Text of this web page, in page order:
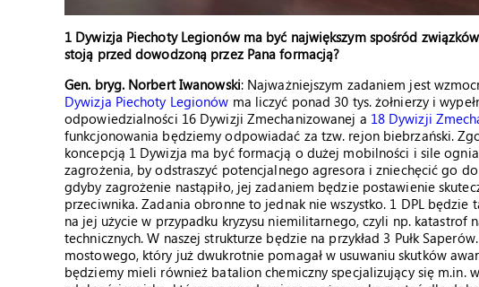
1 Dywizja Piechoty Legionów ma być największym spośród
stoją przed dowodzoną przez Pana formacją?
Gen. bryg. Norbert Iwanowski: Najważniejszym zadaniem jest
Dywizja Piechoty Legionów ma liczyć ponad 30 tys. żołnierzy i
odpowiedzialności 16 Dywizji Zmechanizowanej a 18 Dywizji
funkcjonowania będziemy odpowiadać za tzw. rejon biebrzański.
koncepcją 1 Dywizja ma być formacją o dużej mobilności i sile
zagrożenia, by odstraszyć potencjalnego agresora i zniechęcić go
gdyby zagrożenie nastąpiło, jej zadaniem będzie postawienie
przeciwnika. Zadania obronne to jednak nie wszystko. 1 DPL
na jej użycie w przypadku kryzysu niemilitarnego, czyli np. katastrof
technicznych. W naszej strukturze będzie na przykład 3 Pułk
mostowego, który już dwukrotnie pomagał w usuwaniu skutków
będziemy mieli również batalion chemiczny specjalizujący się m.in.